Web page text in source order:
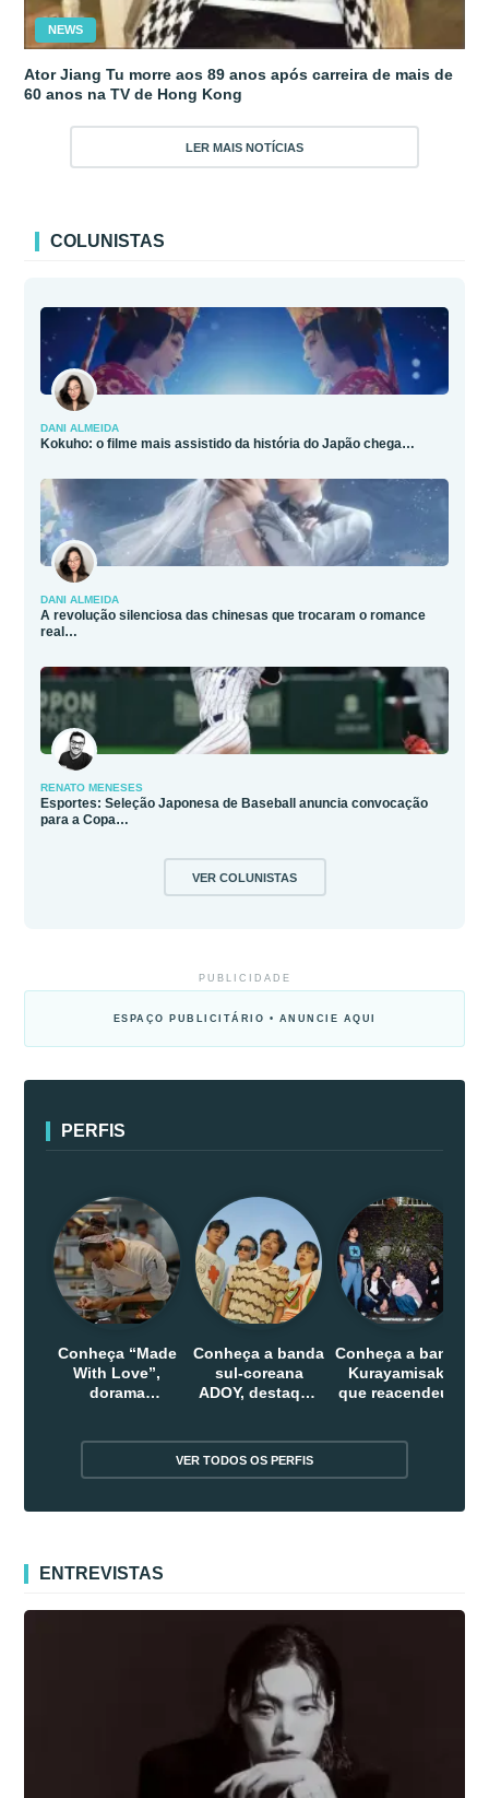
NEWS
Ator Jiang Tu morre aos 89 anos após carreira de mais de
60 anos na TV de Hong Kong
LER MAIS NOTÍCIAS
COLUNISTAS
DANI ALMEIDA
Kokuho: o filme mais assistido da história do Japão chega…
DANI ALMEIDA
A revolução silenciosa das chinesas que trocaram o romance
real…
RENATO MENESES
Esportes: Seleção Japonesa de Baseball anuncia convocação
para a Copa…
VER COLUNISTAS
PUBLICIDADE
ESPAÇO PUBLICITÁRIO • ANUNCIE AQUI
PERFIS
Conheça “Made
With Love”,
dorama
Conheça a banda
sul-coreana
ADOY, destaque
Conheça a banda
Kurayamisaka
que reacendeu o
VER TODOS OS PERFIS
ENTREVISTAS